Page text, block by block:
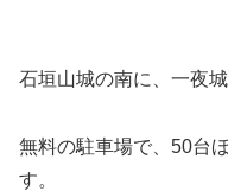
石垣山城の南に、一夜
無料の駐車場で、50台
す。